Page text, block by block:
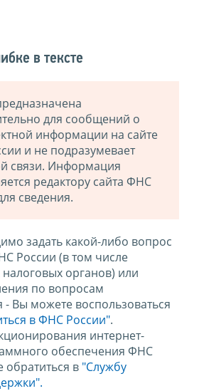
в тексте
для сообщений о
информации на сайте
и не подразумевает
связи. Информация
редактору сайта ФНС
сведения.
задать какой-либо вопрос
России (в том числе
органов) или
по вопросам
Вы можете воспользоваться
в ФНС России".
интернет-
обеспечения ФНС
в "Службу